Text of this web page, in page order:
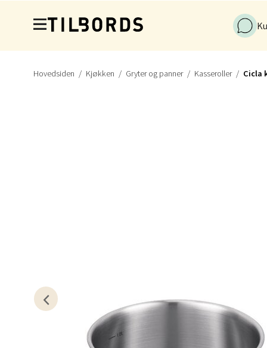
Hovedsiden Kjøkken Gryter og panner Kasseroller Cicla
Åpent